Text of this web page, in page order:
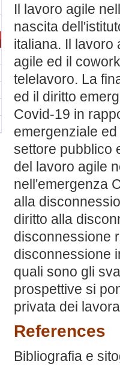
Il lavoro agile
nascita
italiana. Il lavoro
agile ed il
telelavoro. La
ed il diritto
Covid-19 in
emergenziale
settore pubblico
del lavoro agile
nell'emergenza
alla
diritto alla
disconnessione
disconnessione
quali sono gli
prospettive si
privata dei
References
Bibliografia e